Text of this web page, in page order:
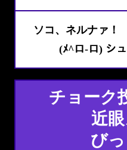
ソコ、ネルナァ！
(ﾒ^ロ-ロ)
チョーク
近
び